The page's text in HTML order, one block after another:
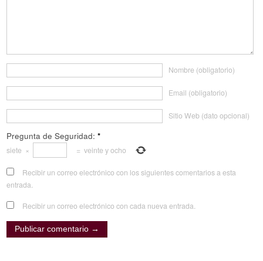
Nombre (obligatorio)
Email (obligatorio)
Sitio Web (dato opcional)
Pregunta de Seguridad: *
siete × = veinte y ocho
Recibir un correo electrónico con los siguientes comentarios a esta
entrada.
Recibir un correo electrónico con cada nueva entrada.